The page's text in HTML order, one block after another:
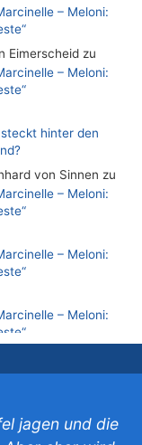
– Meloni:
Eimerscheid zu
– Meloni:
hinter den
von Sinnen zu
– Meloni:
– Meloni:
– Meloni:
als die Christus-
das
jagen und die